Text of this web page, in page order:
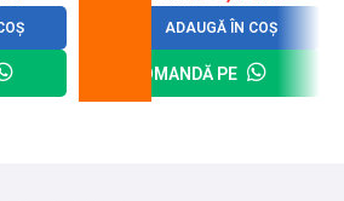
ADAUGĂ ÎN COȘ
COMANDĂ PE